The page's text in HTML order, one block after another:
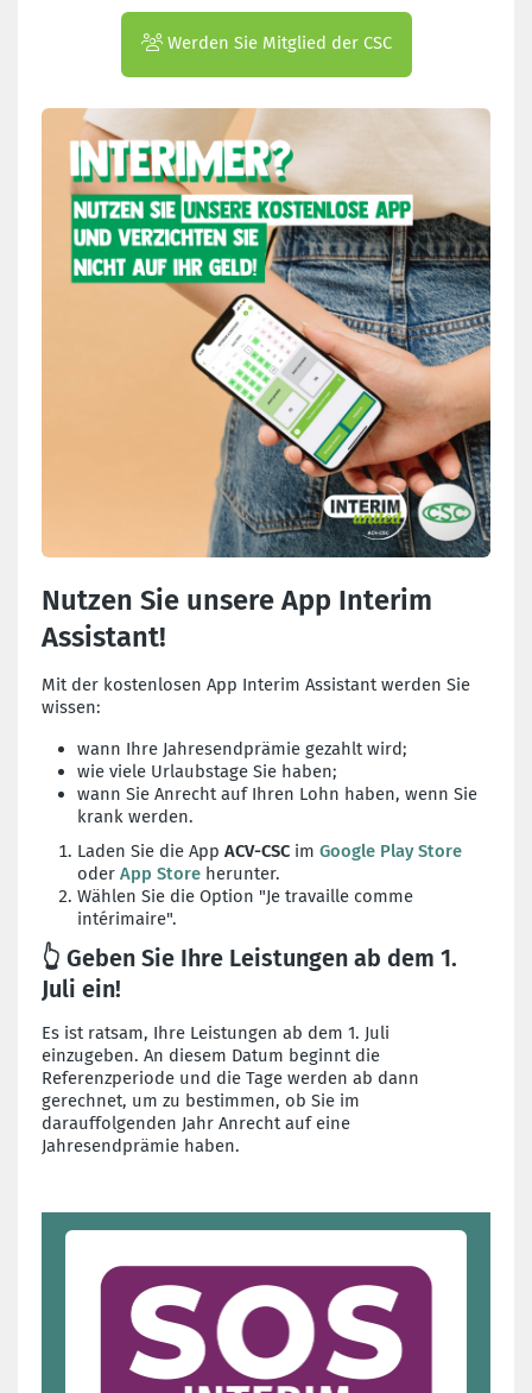
Interimvertrages? Können Sie diesen beenden? Auf
was müssen Sie achten?Werden Sie Mitglied der CSC
Nutzen Sie unsere App Interim
Assistant!
Mit der kostenlosen App Interim Assistant werden Sie
wissen:
wann Ihre Jahresendprämie gezahlt wird;
wie viele Urlaubstage Sie haben;
wann Sie Anrecht auf Ihren Lohn haben, wenn Sie
krank werden.
Laden Sie die App ACV-CSC im Google Play Store
oder App Store herunter.
Wählen Sie die Option "Je travaille comme
intérimaire".
👆 Geben Sie Ihre Leistungen ab dem 1.
Juli ein!
Es ist ratsam, Ihre Leistungen ab dem 1. Juli
einzugeben. An diesem Datum beginnt die
Referenzperiode und die Tage werden ab dann
gerechnet, um zu bestimmen, ob Sie im
darauffolgenden Jahr Anrecht auf eine
Jahresendprämie haben.